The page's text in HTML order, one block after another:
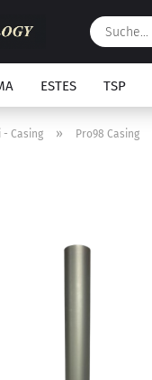
ESTES TSP
- Casing » Pro98 Casing